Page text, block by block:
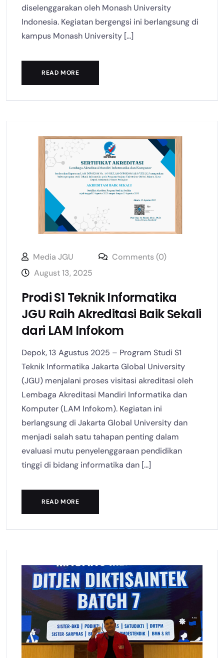
diselenggarakan oleh Monash University
Indonesia. Kegiatan bergengsi ini berlangsung di
kampus Monash University [...]
READ MORE
Media JGU
Comments (0)
August 13, 2025
Prodi S1 Teknik Informatika
JGU Raih Akreditasi Baik Sekali
dari LAM Infokom
Depok, 13 Agustus 2025 – Program Studi S1
Teknik Informatika Jakarta Global University
(JGU) menjalani proses visitasi akreditasi oleh
Lembaga Akreditasi Mandiri Informatika dan
Komputer (LAM Infokom). Kegiatan ini
berlangsung di Jakarta Global University dan
menjadi salah satu tahapan penting dalam
evaluasi mutu penyelenggaraan pendidikan
tinggi di bidang informatika dan [...]
READ MORE